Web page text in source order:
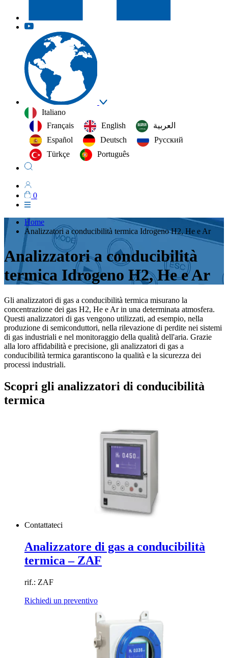
Italiano
Français
English
العربية‏
Español
Deutsch
Русский
Türkçe
Português
0
Home
Analizzatori a conducibilità termica Idrogeno H2, He e Ar
Analizzatori a conducibilità
termica Idrogeno H2, He e Ar
Gli analizzatori di gas a conducibilità termica misurano la
concentrazione dei gas H2, He e Ar in una determinata atmosfera.
Questi analizzatori di gas vengono utilizzati, ad esempio, nella
produzione di semiconduttori, nella rilevazione di perdite nei sistemi
di gas industriali e nel monitoraggio della qualità dell'aria. Grazie
alla loro affidabilità e precisione, gli analizzatori di gas a
conducibilità termica garantiscono la qualità e la sicurezza dei
processi industriali.
Scopri gli analizzatori di conducibilità
termica
Contattateci
Analizzatore di gas a conducibilità
termica – ZAF
rif.: ZAF
Richiedi un preventivo